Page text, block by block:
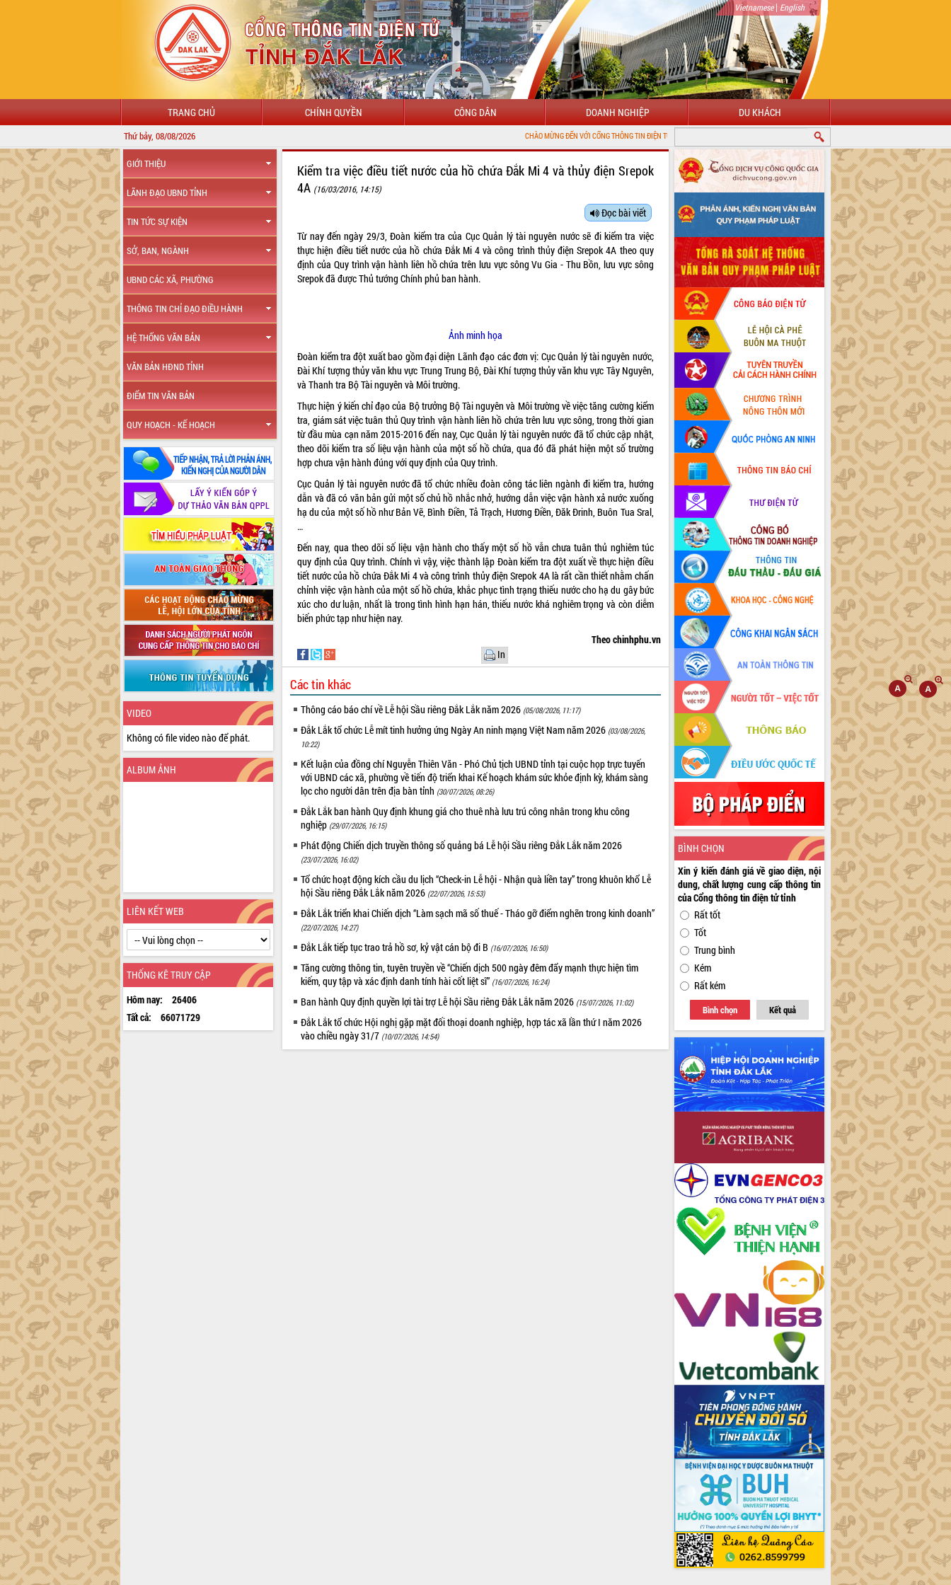
Vietnamese| English
TRANG CHỦ CHÍNH QUYỀN CÔNG DÂN DOANH NGHIỆP DU KHÁCH
Thứ bảy, 08/08/2026 CHÀO MỪNG ĐẾN VỚI CỔNG THÔNG TIN ĐIỆN TỬ TỈNH ĐẮK LẮK
GIỚI THIỆU
LÃNH ĐẠO UBND TỈNH
TIN TỨC SỰ KIỆN
SỞ, BAN, NGÀNH
UBND CÁC XÃ, PHƯỜNG
THÔNG TIN CHỈ ĐẠO ĐIỀU HÀNH
HỆ THỐNG VĂN BẢN
VĂN BẢN HĐND TỈNH
ĐIỂM TIN VĂN BẢN
QUY HOẠCH - KẾ HOẠCH
VIDEO
Không có file video nào để phát.
ALBUM ẢNH
LIÊN KẾT WEB
THỐNG KÊ TRUY CẬP
Hôm nay:
26406
Tất cả:
66071729
Kiểm tra việc điều tiết nước của hồ chứa Đắk Mi 4 và thủy điện Srepok
4A (16/03/2016, 14:15)
Đọc bài viết
Từ nay đến ngày 29/3, Đoàn kiểm tra của Cục Quản lý tài nguyên nước sẽ đi kiểm tra việc
thực hiện điều tiết nước của hồ chứa Đắk Mi 4 và công trình thủy điện Srepok 4A theo quy
định của Quy trình vận hành liên hồ chứa trên lưu vực sông Vu Gia - Thu Bồn, lưu vực sông
Srepok đã được Thủ tướng Chính phủ ban hành.
Ảnh minh họa
Đoàn kiểm tra đột xuất bao gồm đại diện Lãnh đạo các đơn vị: Cục Quản lý tài nguyên nước,
Đài Khí tượng thủy văn khu vực Trung Trung Bộ, Đài Khí tượng thủy văn khu vực Tây Nguyên,
và Thanh tra Bộ Tài nguyên và Môi trường.
Thực hiện ý kiến chỉ đạo của Bộ trưởng Bộ Tài nguyên và Môi trường về việc tăng cường kiểm
tra, giám sát việc tuân thủ Quy trình vận hành liên hồ chứa trên lưu vực sông, trong thời gian
từ đầu mùa cạn năm 2015-2016 đến nay, Cục Quản lý tài nguyên nước đã tổ chức cập nhật,
theo dõi kiểm tra số liệu vận hành của một số hồ chứa, qua đó đã phát hiện một số trường
hợp chưa vận hành đúng với quy định của Quy trình.
Cục Quản lý tài nguyên nước đã tổ chức nhiều đoàn công tác liên ngành đi kiểm tra, hướng
dẫn và đã có văn bản gửi một số chủ hồ nhắc nhở, hướng dẫn việc vận hành xả nước xuống
hạ du của một số hồ như Bản Vẽ, Bình Điền, Tả Trạch, Hương Điền, Đăk Đrinh, Buôn Tua Sral,
…
Đến nay, qua theo dõi số liệu vận hành cho thấy một số hồ vẫn chưa tuân thủ nghiêm túc
quy định của Quy trình. Chính vì vậy, việc thành lập Đoàn kiểm tra đột xuất về thực hiện điều
tiết nước của hồ chứa Đắk Mi 4 và công trình thủy điện Srepok 4A là rất cần thiết nhằm chấn
chỉnh việc vận hành của một số hồ chứa, khắc phục tình trạng thiếu nước cho hạ du gây bức
xúc cho dư luận, nhất là trong tình hình hạn hán, thiếu nước khá nghiêm trọng và còn diễm
biến phức tạp như hiện nay.
Theo chinhphu.vn
In
Các tin khác
Thông cáo báo chí về Lễ hội Sầu riêng Đắk Lắk năm 2026 (05/08/2026, 11:17)
Đắk Lắk tổ chức Lễ mít tinh hưởng ứng Ngày An ninh mạng Việt Nam năm 2026 (03/08/2026,
10:22)
Kết luận của đồng chí Nguyễn Thiên Văn - Phó Chủ tịch UBND tỉnh tại cuộc họp trực tuyến
với UBND các xã, phường về tiến độ triển khai Kế hoạch khám sức khỏe định kỳ, khám sàng
lọc cho người dân trên địa bàn tỉnh (30/07/2026, 08:26)
Đắk Lắk ban hành Quy định khung giá cho thuê nhà lưu trú công nhân trong khu công
nghiệp (29/07/2026, 16:15)
Phát động Chiến dịch truyền thông số quảng bá Lễ hội Sầu riêng Đắk Lắk năm 2026
(23/07/2026, 16:02)
Tổ chức hoạt động kích cầu du lịch “Check-in Lễ hội - Nhận quà liền tay” trong khuôn khổ Lễ
hội Sầu riêng Đắk Lắk năm 2026 (22/07/2026, 15:53)
Đắk Lắk triển khai Chiến dịch “Làm sạch mã số thuế - Tháo gỡ điểm nghẽn trong kinh doanh”
(22/07/2026, 14:27)
Đắk Lắk tiếp tục trao trả hồ sơ, kỷ vật cán bộ đi B (16/07/2026, 16:50)
Tăng cường thông tin, tuyên truyền về “Chiến dịch 500 ngày đêm đẩy mạnh thực hiện tìm
kiếm, quy tập và xác định danh tính hài cốt liệt sĩ” (16/07/2026, 16:24)
Ban hành Quy định quyền lợi tài trợ Lễ hội Sầu riêng Đắk Lắk năm 2026 (15/07/2026, 11:02)
Đắk Lắk tổ chức Hội nghị gặp mặt đối thoại doanh nghiệp, hợp tác xã lần thứ I năm 2026
vào chiều ngày 31/7 (10/07/2026, 14:54)
BÌNH CHỌN
Xin ý kiến đánh giá về giao diện, nội
dung, chất lượng cung cấp thông tin
của Cổng thông tin điện tử tỉnh
Rất tốt
Tốt
Trung bình
Kém
Rất kém
Bình chọn Kết quả